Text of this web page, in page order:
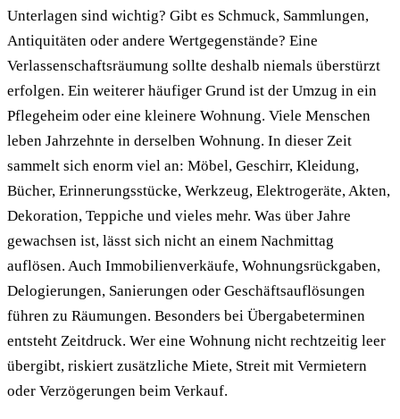
Unterlagen sind wichtig? Gibt es Schmuck, Sammlungen,
Antiquitäten oder andere Wertgegenstände? Eine
Verlassenschaftsräumung sollte deshalb niemals überstürzt
erfolgen. Ein weiterer häufiger Grund ist der Umzug in ein
Pflegeheim oder eine kleinere Wohnung. Viele Menschen
leben Jahrzehnte in derselben Wohnung. In dieser Zeit
sammelt sich enorm viel an: Möbel, Geschirr, Kleidung,
Bücher, Erinnerungsstücke, Werkzeug, Elektrogeräte, Akten,
Dekoration, Teppiche und vieles mehr. Was über Jahre
gewachsen ist, lässt sich nicht an einem Nachmittag
auflösen. Auch Immobilienverkäufe, Wohnungsrückgaben,
Delogierungen, Sanierungen oder Geschäftsauflösungen
führen zu Räumungen. Besonders bei Übergabeterminen
entsteht Zeitdruck. Wer eine Wohnung nicht rechtzeitig leer
übergibt, riskiert zusätzliche Miete, Streit mit Vermietern
oder Verzögerungen beim Verkauf.